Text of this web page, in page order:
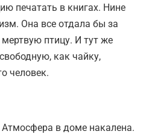
печатать в книгах. Нине
Она все отдала бы за
птицу. И тут же
как чайку,
человек.
в доме накалена.